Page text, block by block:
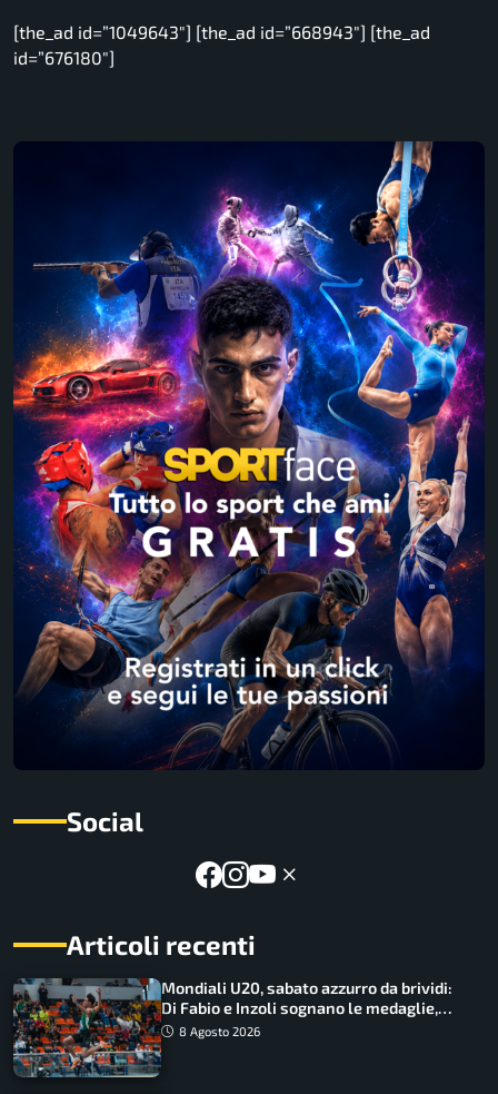
[the_ad id=”1049643″] [the_ad id=”668943″] [the_ad
id=”676180″]
Social
Articoli recenti
Mondiali U20, sabato azzurro da brividi:
Di Fabio e Inzoli sognano le medaglie,
Castellani e Succo in finale
8 Agosto 2026